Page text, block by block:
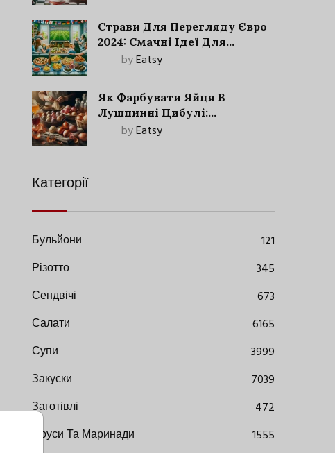
Страви Для Перегляду Євро
2024: Смачні Ідеї Для
Футбольного Свята
byEatsy
Як Фарбувати Яйця В
Лушпинні Цибулі:
Старовинний Метод З
byEatsy
Категорії
Бульйони
121
Різотто
345
Сендвічі
673
Салати
6165
Супи
3999
Закуски
7039
Заготівлі
472
Соуси Та Маринади
1555